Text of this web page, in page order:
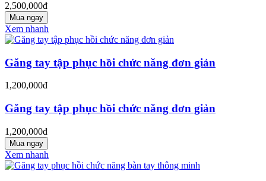
2,500,000đ
Mua ngay
Xem nhanh
Găng tay tập phục hồi chức năng đơn giản
1,200,000đ
Găng tay tập phục hồi chức năng đơn giản
1,200,000đ
Mua ngay
Xem nhanh